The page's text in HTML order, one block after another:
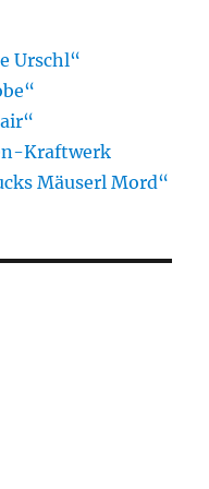
Urschl“
Kraftwerk
Mäuserl Mord“